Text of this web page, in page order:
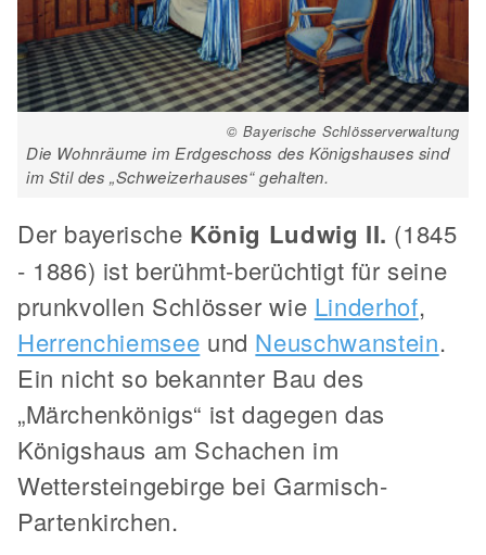
© Bayerische Schlösserverwaltung
Die Wohnräume im Erdgeschoss des Königshauses sind
im Stil des „Schweizerhauses“ gehalten.
Der bayerische König Ludwig II. (1845
- 1886) ist berühmt-berüchtigt für seine
prunkvollen Schlösser wie Linderhof,
Herrenchiemsee und Neuschwanstein.
Ein nicht so bekannter Bau des
„Märchenkönigs“ ist dagegen das
Königshaus am Schachen im
Wettersteingebirge bei Garmisch-
Partenkirchen.